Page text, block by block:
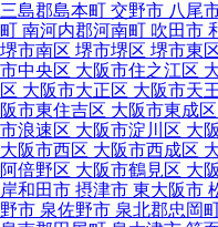
三島郡島本町 交野市 八尾
町 南河内郡河南町 吹田市
堺市南区 堺市堺区 堺市東
市中央区 大阪市住之江区
区 大阪市大正区 大阪市天
阪市東住吉区 大阪市東成区
市浪速区 大阪市淀川区 大
大阪市西区 大阪市西成区
阿倍野区 大阪市鶴見区 大
岸和田市 摂津市 東大阪市
野市 泉佐野市 泉北郡忠岡